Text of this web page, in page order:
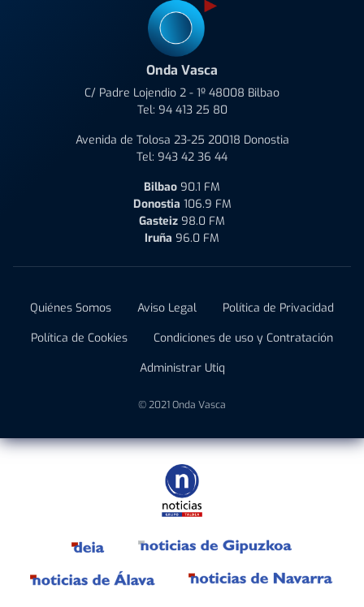
Onda Vasca
C/ Padre Lojendio 2 - 1º 48008 Bilbao
Tel: 94 413 25 80
Avenida de Tolosa 23-25 20018 Donostia
Tel: 943 42 36 44
Bilbao 90.1 FM
Donostia 106.9 FM
Gasteiz 98.0 FM
Iruña 96.0 FM
Quiénes Somos Aviso Legal
Política de Privacidad
Política de Cookies
Condiciones de uso y Contratación
Administrar Utiq
© 2021 Onda Vasca